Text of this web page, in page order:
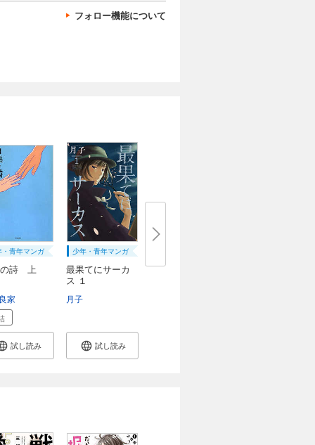
フォロー機能について
・青年マンガ
の詩 上
家
試し読み
少年・青年マンガ
最果てにサーカ
ス １
月子
試し読み